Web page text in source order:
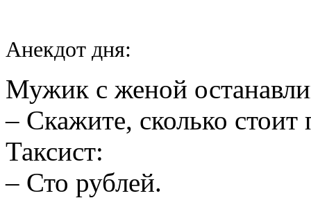
Анекдот дня:
Мужик с женой
– Скажите, сколько стоит
Таксист:
– Сто рублей.